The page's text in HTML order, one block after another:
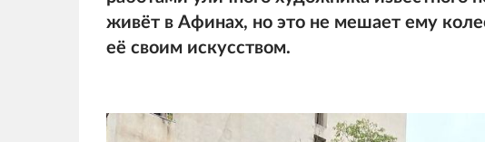
живёт в Афинах, но это не мешает ему
её своим искусством.